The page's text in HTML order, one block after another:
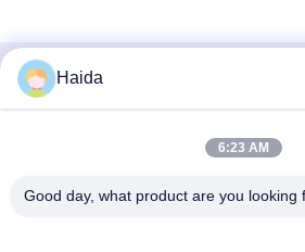
Contatto rapido
Digital, distretto di Nancheng, città di
Haida
6:23 AM
Good day, what product are you looking